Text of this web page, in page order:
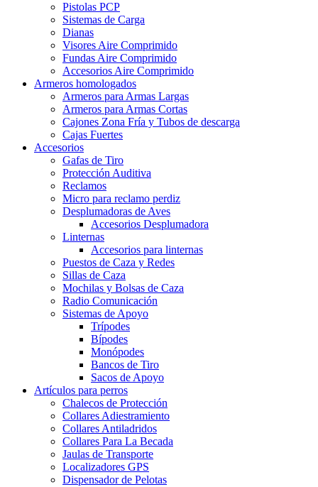
Pistolas PCP
Sistemas de Carga
Dianas
Visores Aire Comprimido
Fundas Aire Comprimido
Accesorios Aire Comprimido
Armeros homologados
Armeros para Armas Largas
Armeros para Armas Cortas
Cajones Zona Fría y Tubos de descarga
Cajas Fuertes
Accesorios
Gafas de Tiro
Protección Auditiva
Reclamos
Micro para reclamo perdiz
Desplumadoras de Aves
Accesorios Desplumadora
Linternas
Accesorios para linternas
Puestos de Caza y Redes
Sillas de Caza
Mochilas y Bolsas de Caza
Radio Comunicación
Sistemas de Apoyo
Trípodes
Bípodes
Monópodes
Bancos de Tiro
Sacos de Apoyo
Artículos para perros
Chalecos de Protección
Collares Adiestramiento
Collares Antiladridos
Collares Para La Becada
Jaulas de Transporte
Localizadores GPS
Dispensador de Pelotas